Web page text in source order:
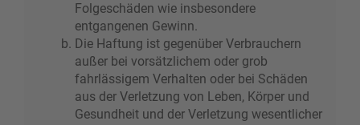
Folgeschäden wie insbesondere
entgangenen Gewinn.
Die Haftung ist gegenüber Verbrauchern
außer bei vorsätzlichem oder grob
fahrlässigem Verhalten oder bei Schäden
aus der Verletzung von Leben, Körper und
Gesundheit und der Verletzung wesentlicher